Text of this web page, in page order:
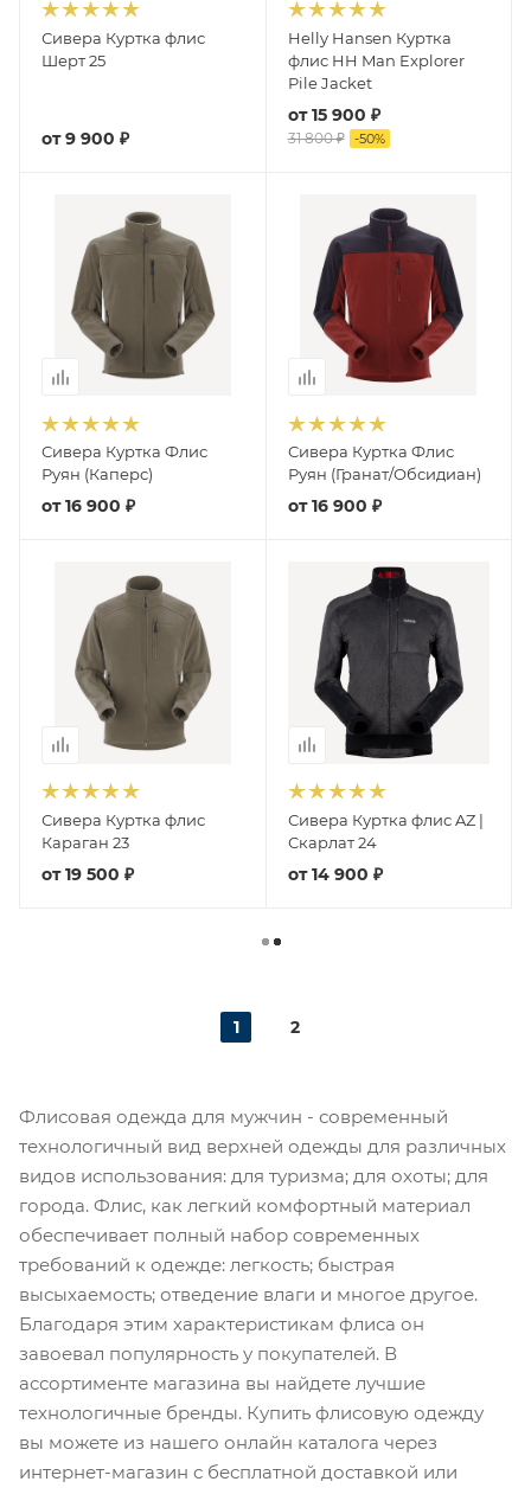
Сивера Куртка флис
Шерт 25
от9 900 ₽
Helly Hansen Куртка
флис HH Man Explorer
Pile Jacket
от15 900 ₽
31 800 ₽ -50%
Сивера Куртка Флис
Руян (Каперс)
от16 900 ₽
Сивера Куртка Флис
Руян (Гранат/Обсидиан)
от16 900 ₽
Сивера Куртка флис
Караган 23
от19 500 ₽
Сивера Куртка флис AZ |
Скарлат 24
от14 900 ₽
1 2
Флисовая одежда для мужчин - современный
технологичный вид верхней одежды для различных
видов использования: для туризма; для охоты; для
города. Флис, как легкий комфортный материал
обеспечивает полный набор современных
требований к одежде: легкость; быстрая
высыхаемость; отведение влаги и многое другое.
Благодаря этим характеристикам флиса он
завоевал популярность у покупателей. В
ассортименте магазина вы найдете лучшие
технологичные бренды. Купить флисовую одежду
вы можете из нашего онлайн каталога через
интернет-магазин с бесплатной доставкой или